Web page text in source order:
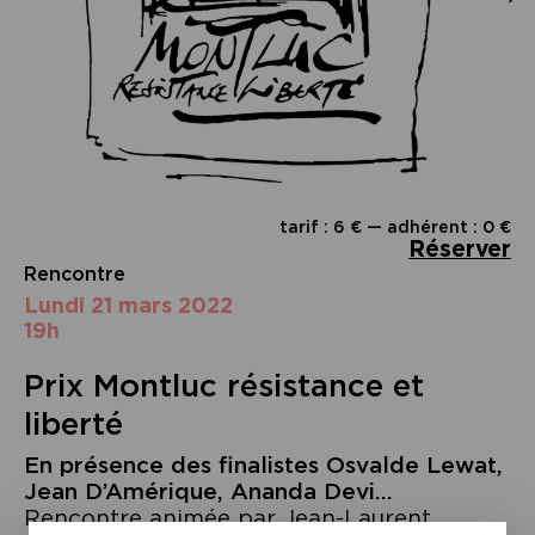
tarif : 6 € — adhérent : 0 €
Réserver
Rencontre
lundi 21 mars 2022
19h
Prix Montluc résistance et
liberté
En présence des finalistes Osvalde Lewat,
Jean D’Amérique, Ananda Devi…
Rencontre animée par Jean-Laurent